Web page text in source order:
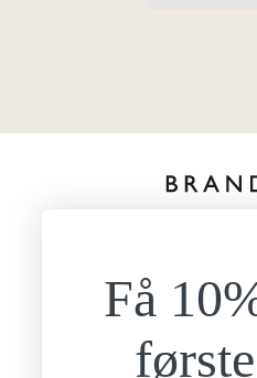
Mandag -
9.00-
9.00-
Få